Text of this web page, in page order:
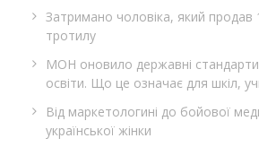
Затримано чоловіка, який продав
тротилу
МОН оновило державні стандарти
освіти. Що це означає для шкіл,
Від маркетологині до бойової
української жінки